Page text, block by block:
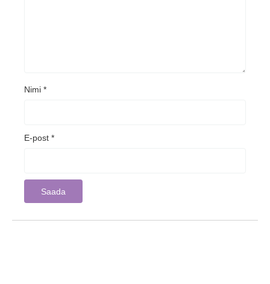
Nimi *
E-post *